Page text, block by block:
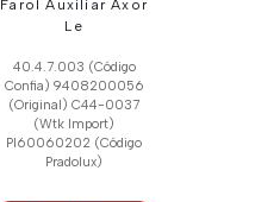
Farol Auxiliar Axor
Le
40.4.7.003 (Código
Confia) 9408200056
(Original) C44-0037
(Wtk Import)
Pl60060202 (Código
Pradolux)